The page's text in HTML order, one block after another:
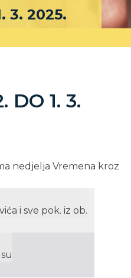
3. 2025.
DO 1. 3.
nedjelja Vremena kroz
i sve pok. iz ob.